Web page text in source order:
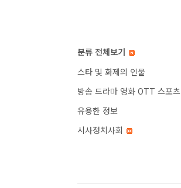
분류 전체보기
스타 및 화제의 인물
방송 드라마 영화 OTT 스포츠
유용한 정보
시사정치사회